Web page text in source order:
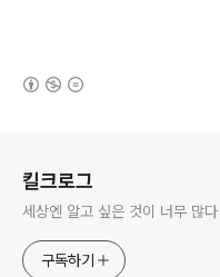
킬크로그
세상엔 알고 싶은 것이 너무 많다
구독하기